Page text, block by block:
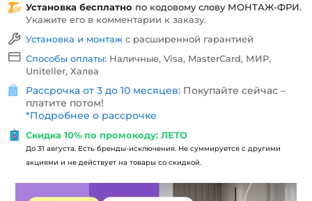
Установка бесплатно по кодовому слову МОНТАЖ-ФРИ.
Укажите его в комментарии к заказу.
Установка и монтаж с расширенной гарантией
Способы оплаты: Наличные, Visa, MasterCard, МИР,
Uniteller, Халва
Рассрочка от 3 до 10 месяцев: Покупайте сейчас –
платите потом!
*Подробнее о рассрочке
Скидка 10% по промокоду: ЛЕТО
До 31 августа. Есть бренды-исключения. Не суммируется с другими
акциями и не действует на товары со скидкой.